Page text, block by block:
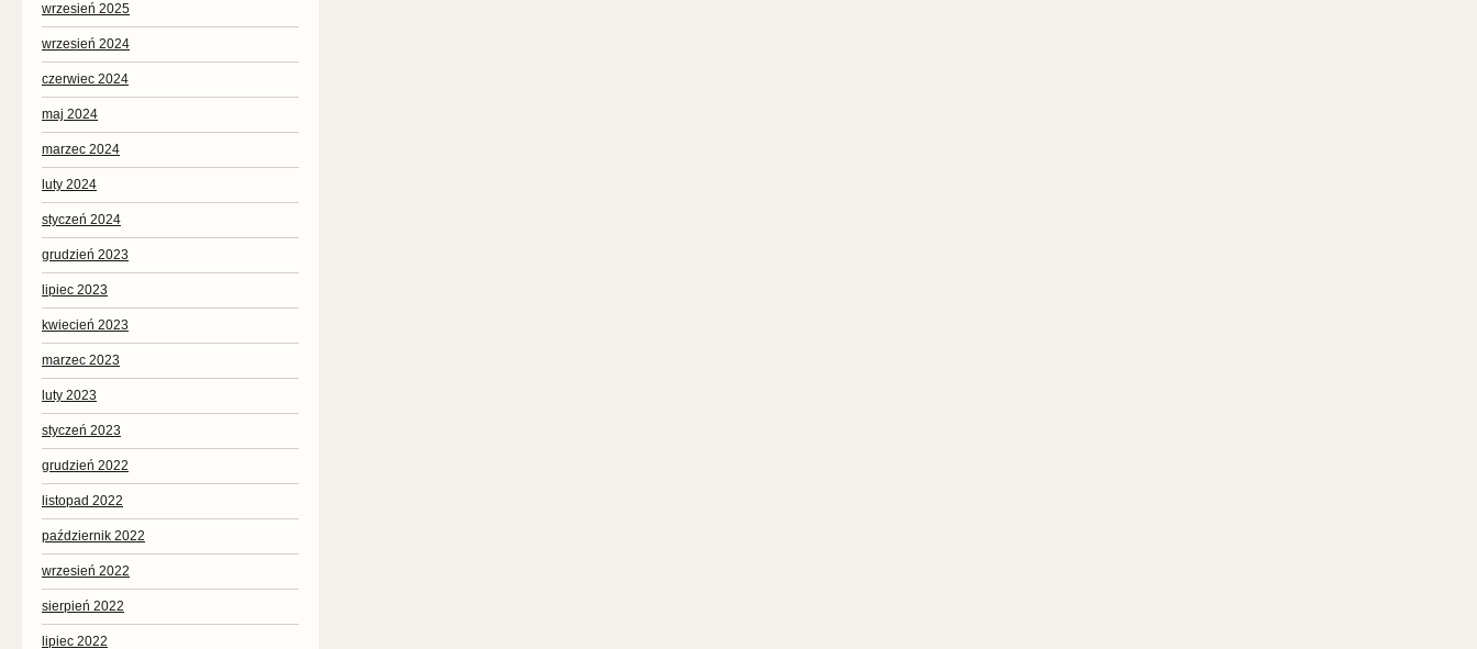
wrzesień 2025
wrzesień 2024
czerwiec 2024
maj 2024
marzec 2024
luty 2024
styczeń 2024
grudzień 2023
lipiec 2023
kwiecień 2023
marzec 2023
luty 2023
styczeń 2023
grudzień 2022
listopad 2022
październik 2022
wrzesień 2022
sierpień 2022
lipiec 2022